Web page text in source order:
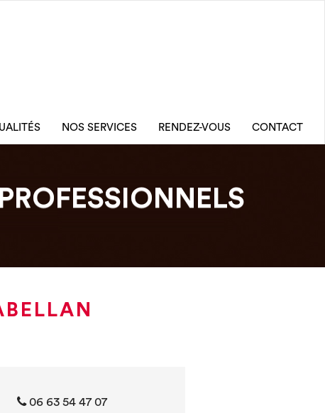
NOS SERVICES RENDEZ-VOUS CONTACT
06 63 54 47 07